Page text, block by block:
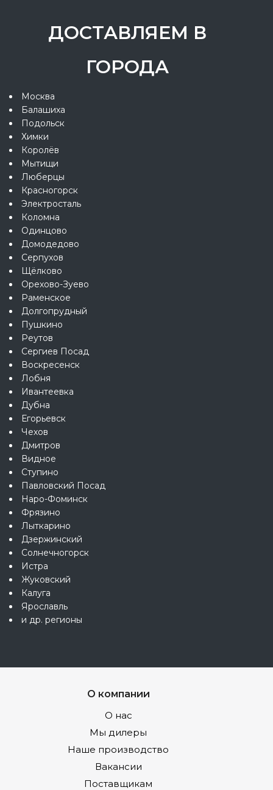
ДОСТАВЛЯЕМ В
ГОРОДА
Москва
Балашиха
Подольск
Химки
Королёв
Мытищи
Люберцы
Красногорск
Электросталь
Коломна
Одинцово
Домодедово
Серпухов
Щёлково
Орехово-Зуево
Раменское
Долгопрудный
Пушкино
Реутов
Сергиев Посад
Воскресенск
Лобня
Ивантеевка
Дубна
Егорьевск
Чехов
Дмитров
Видное
Ступино
Павловский Посад
Наро-Фоминск
Фрязино
Лыткарино
Дзержинский
Солнечногорск
Истра
Жуковский
Калуга
Ярославль
и др. регионы
О компании
О нас
Мы дилеры
Наше производство
Вакансии
Поставщикам